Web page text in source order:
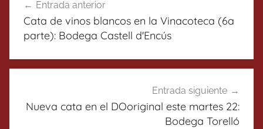
de
entradas
Entrada anterior
Cata de vinos blancos en la Vinacoteca (6a
parte): Bodega Castell d'Encús
Entrada siguiente
Nueva cata en el DOoriginal este martes 22:
Bodega Torelló